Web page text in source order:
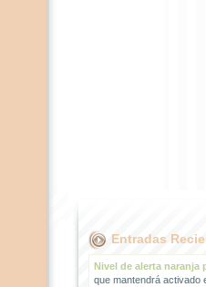
Entradas
Nivel de alerta naranja
que mantendrá activado